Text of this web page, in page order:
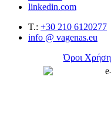
T.: +30 210 6120277
info @ vagenas.eu
Όροι